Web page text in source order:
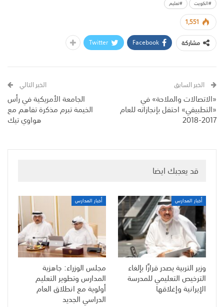
#الكويت
#تعليم
1,551
مشاركة
Facebook
Twitter
الخبر السابق
«الاتصالات والملاحة» في
«التطبيقي» احتفل بإنجازاته للعام
2017-2018
الخبر التالي
الجامعة الأمريكية في رأس
الخيمة تبرم مذكرة تفاهم مع
هواوي تيك
قد يعجبك ايضا
أخبار المدارس
وزير التربية يصدر قرارًا بإلغاء
الترخيص التعليمي للمدرسة
الإيرانية وإغلاقها
أخبار المدارس
مجلس الوزراء: جاهزية
المدارس وتطوير التعليم
أولوية مع انطلاق العام
الدراسي الجديد